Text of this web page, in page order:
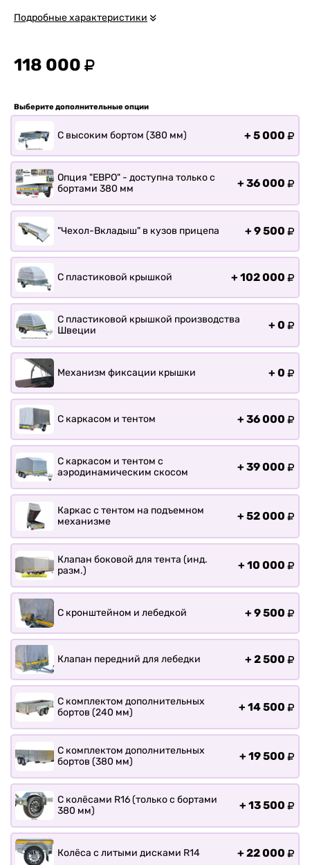
Прицепы для ПВХ Ротан
байдарок, каноэ, САП
О заводе
Оплата и доставка
Подробные характеристики
118 000
Выберите дополнительные опции
С высоким бортом (380 мм) + 5 000
Опция "ЕВРО" - доступна только с
бортами 380 мм
+ 36 000
"Чехол-Вкладыш" в кузов прицепа + 9 500
С пластиковой крышкой + 102 000
С пластиковой крышкой производства
Швеции
+ 0
Механизм фиксации крышки + 0
С каркасом и тентом + 36 000
С каркасом и тентом с
аэродинамическим скосом
+ 39 000
Каркас с тентом на подъемном
механизме
+ 52 000
Клапан боковой для тента (инд.
разм.)
+ 10 000
С кронштейном и лебедкой + 9 500
Клапан передний для лебедки + 2 500
С комплектом дополнительных
бортов (240 мм)
+ 14 500
С комплектом дополнительных
бортов (380 мм)
+ 19 500
С колёсами R16 (только с бортами
380 мм)
+ 13 500
Колёса с литыми дисками R14 + 22 000